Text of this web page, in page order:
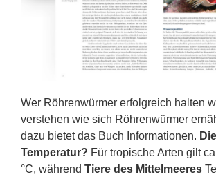
Wer Röhrenwürmer erfolgreich halten
verstehen wie sich Röhrenwürmer
dazu bietet das Buch Informationen.
Temperatur? Für tropische Arten gilt
°C, während Tiere des Mittelmeeres